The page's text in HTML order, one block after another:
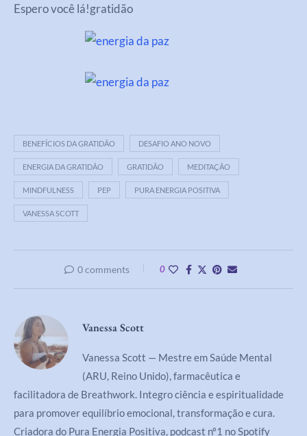
Espero você lá!gratidão
BENEFÍCIOS DA GRATIDÃO DESAFIO ANO NOVO
ENERGIA DA GRATIDÃO GRATIDÃO MEDITAÇÃO
MINDFULNESS PEP PURA ENERGIA POSITIVA
VANESSA SCOTT
0 comments 0
Vanessa Scott
Vanessa Scott — Mestre em Saúde Mental
(ARU, Reino Unido), farmacêutica e
facilitadora de Breathwork. Integro ciência e espiritualidade
para promover equilíbrio emocional, transformação e cura.
Criadora do Pura Energia Positiva, podcast nº1 no Spotify